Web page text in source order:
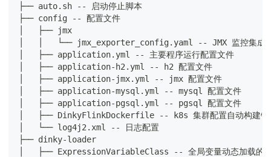
├── auto.sh -- 启动停止脚本
├── config -- 配置文件
│   ├── jmx
│   │   └── jmx_exporter_config.yaml -- JMX 监控集成
│   ├── application.yml -- 主要程序运行配置文件
│   ├── application-h2.yml -- h2 配置文件
│   ├── application-jmx.yml -- jmx 配置文件
│   ├── application-mysql.yml -- mysql 配置文件
│   ├── application-pgsql.yml -- pgsql 配置文件
│   ├── DinkyFlinkDockerfile -- k8s 集群配置自动构建
│   └── log4j2.xml -- 日志配置
├── dinky-loader
│   ├── ExpressionVariableClass -- 全局变量动态加载的表